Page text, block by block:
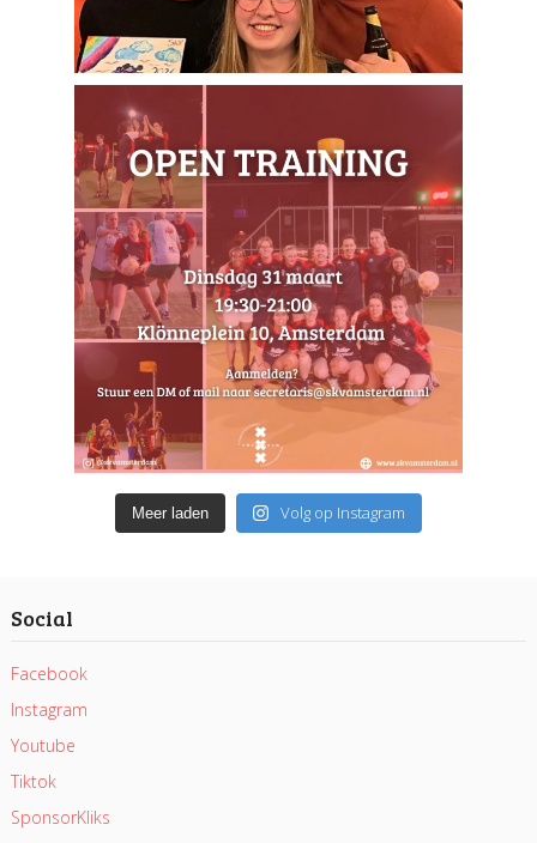
Meer laden Volg op Instagram
Social
Facebook
Instagram
Youtube
Tiktok
SponsorKliks